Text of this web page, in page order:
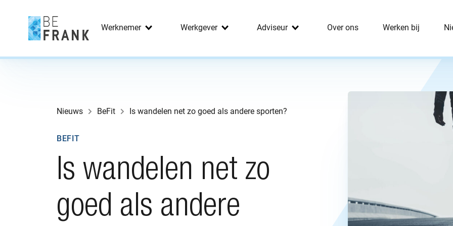
Werknemer Werkgever Adviseur Over ons Werken bij
Nieuws BeFit Is wandelen net zo goed als andere sporten?
Is wandelen net zo
goed als andere
BEFIT